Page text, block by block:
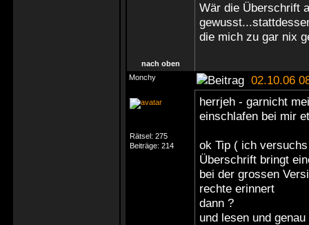
Wär die Überschrift
die mich zu gar nix
nach oben
Monchy
02.10.06
Rätsel: 275
Beiträge: 214
herrjeh - garnicht
einschlafen bei mir
ok Tip ( ich
Überschrift bringt
bei der grossen
rechte erinnert
dann ?
und lesen und